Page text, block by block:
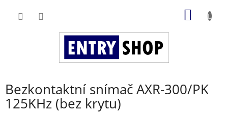
Bezkontaktní snímač AXR-300/PK
125KHz (bez krytu)